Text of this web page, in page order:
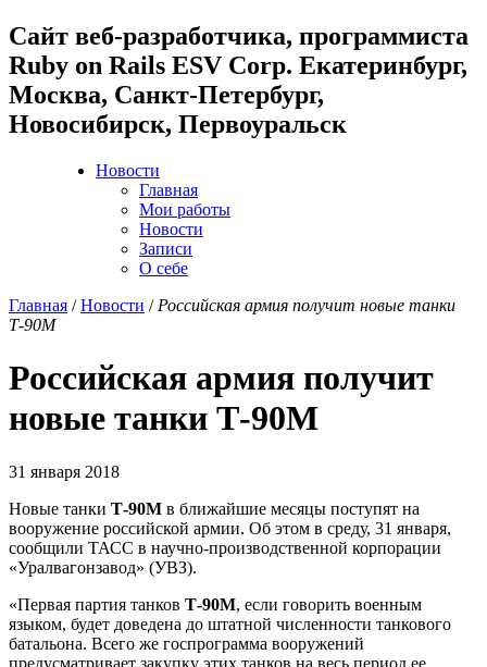
Cайт веб-разработчика, программиста
Ruby on Rails ESV Corp. Екатеринбург,
Москва, Санкт-Петербург,
Новосибирск, Первоуральск
Новости
Главная
Мои работы
Новости
Записи
О себе
Главная /Новости / Российская армия получит новые танки
Т-90М
Российская армия получит
новые танки Т-90М
31 января 2018
Новые танки Т-90М в ближайшие месяцы поступят на
вооружение российской армии. Об этом в среду, 31 января,
сообщили ТАСС в научно-производственной корпорации
«Уралвагонзавод» (УВЗ).
«Первая партия танков Т-90М, если говорить военным
языком, будет доведена до штатной численности танкового
батальона. Всего же госпрограмма вооружений
предусматривает закупку этих танков на весь период ее